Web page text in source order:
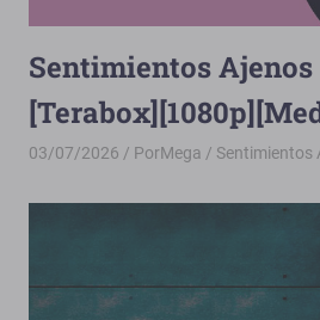
Sentimientos Ajenos
03/07/2026 PorMega Sentimientos